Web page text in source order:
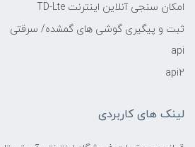
امکان سنجی آنلاین اینترنت TD-Lte
ثبت و پیگیری گوشی های گمشده/ سرقتی
api
api2
لینک های کاربردی